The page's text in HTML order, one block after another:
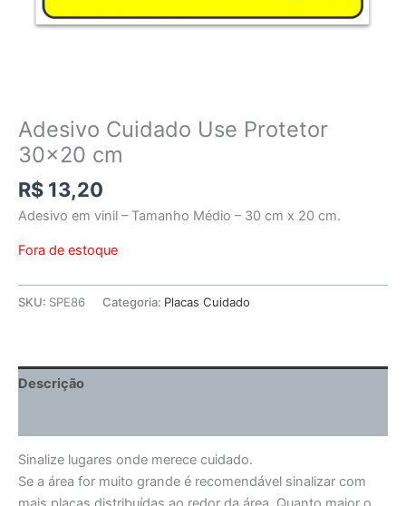
Adesivo Cuidado Use Protetor
30×20 cm
R$ 13,20
Adesivo em vinil – Tamanho Médio – 30 cm x 20 cm.
Fora de estoque
SKU: SPE86 Categoria: Placas Cuidado
Descrição
Sinalize lugares onde merece cuidado.
Se a área for muito grande é recomendável sinalizar com